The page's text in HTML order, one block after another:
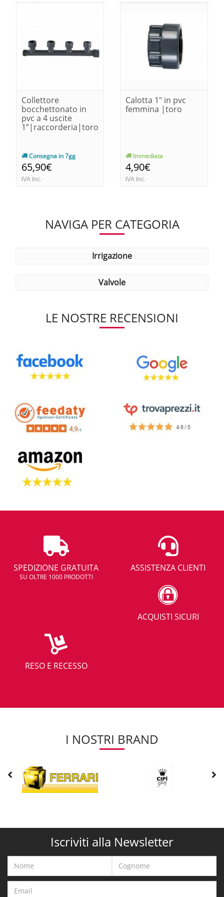
Collettore
bocchettonato in
pvc a 4 uscite
1”|raccorderia|toro
Consegna in 7gg
65,90€
IVA Inc.
Calotta 1" in pvc
femmina |toro
Immediata
4,90€
IVA Inc.
NAVIGA PER CATEGORIA
irrigazione
valvole
LE NOSTRE RECENSIONI
SPEDIZIONE GRATUITA
SU OLTRE 1000 PRODOTTI
ASSISTENZA CLIENTI
ACQUISTI SICURI
RESO E RECESSO
I NOSTRI BRAND
Iscriviti alla Newsletter